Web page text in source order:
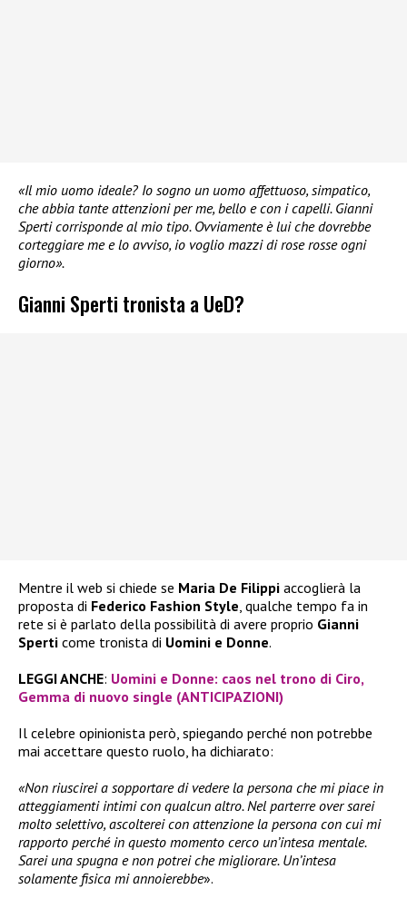
«Il mio uomo ideale? Io sogno un uomo affettuoso, simpatico,
che abbia tante attenzioni per me, bello e con i capelli. Gianni
Sperti corrisponde al mio tipo. Ovviamente è lui che dovrebbe
corteggiare me e lo avviso, io voglio mazzi di rose rosse ogni
giorno».
Gianni Sperti tronista a UeD?
Mentre il web si chiede se Maria De Filippi accoglierà la
proposta di Federico Fashion Style , qualche tempo fa in
rete si è parlato della possibilità di avere proprio Gianni
Sperti come tronista di Uomini e Donne.
LEGGI ANCHE: Uomini e Donne: caos nel trono di Ciro,
Gemma di nuovo single (ANTICIPAZIONI)
Il celebre opinionista però, spiegando perché non potrebbe
mai accettare questo ruolo, ha dichiarato:
«Non riuscirei a sopportare di vedere la persona che mi piace in
atteggiamenti intimi con qualcun altro. Nel parterre over sarei
molto selettivo, ascolterei con attenzione la persona con cui mi
rapporto perché in questo momento cerco un’intesa mentale.
Sarei una spugna e non potrei che migliorare. Un’intesa
solamente fisica mi annoierebbe».